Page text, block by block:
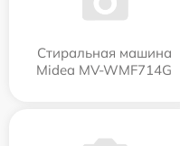
Стиральная машина
Midea MV-WMF714G